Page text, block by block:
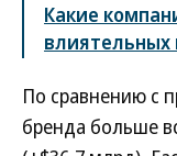
Какие
влиятельных
По сравнению с
бренда больше